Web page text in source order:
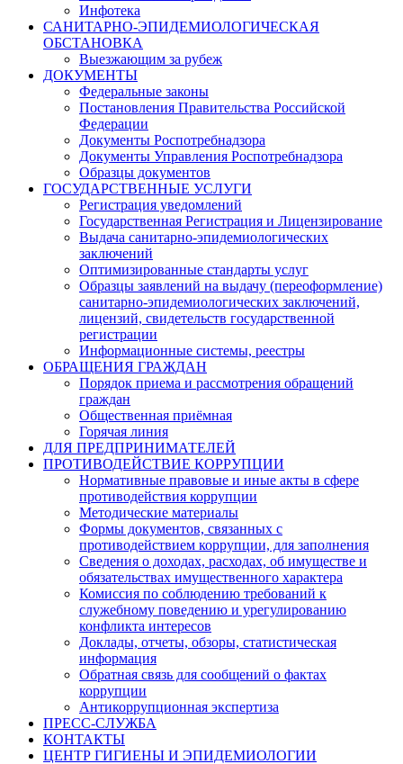
Инфотека
САНИТАРНО-ЭПИДЕМИОЛОГИЧЕСКАЯ
ОБСТАНОВКА
Выезжающим за рубеж
ДОКУМЕНТЫ
Федеральные законы
Постановления Правительства Российской
Федерации
Документы Роспотребнадзора
Документы Управления Роспотребнадзора
Образцы документов
ГОСУДАРСТВЕННЫЕ УСЛУГИ
Регистрация уведомлений
Государственная Регистрация и Лицензирование
Выдача санитарно-эпидемиологических
заключений
Оптимизированные стандарты услуг
Образцы заявлений на выдачу (переоформление)
санитарно-эпидемиологических заключений,
лицензий, свидетельств государственной
регистрации
Информационные системы, реестры
ОБРАЩЕНИЯ ГРАЖДАН
Порядок приема и рассмотрения обращений
граждан
Общественная приёмная
Горячая линия
ДЛЯ ПРЕДПРИНИМАТЕЛЕЙ
ПРОТИВОДЕЙСТВИЕ КОРРУПЦИИ
Нормативные правовые и иные акты в сфере
противодействия коррупции
Методические материалы
Формы документов, связанных с
противодействием коррупции, для заполнения
Сведения о доходах, расходах, об имуществе и
обязательствах имущественного характера
Комиссия по соблюдению требований к
служебному поведению и урегулированию
конфликта интересов
Доклады, отчеты, обзоры, статистическая
информация
Обратная связь для сообщений о фактах
коррупции
Антикоррупционная экспертиза
ПРЕСС-СЛУЖБА
КОНТАКТЫ
ЦЕНТР ГИГИЕНЫ И ЭПИДЕМИОЛОГИИ